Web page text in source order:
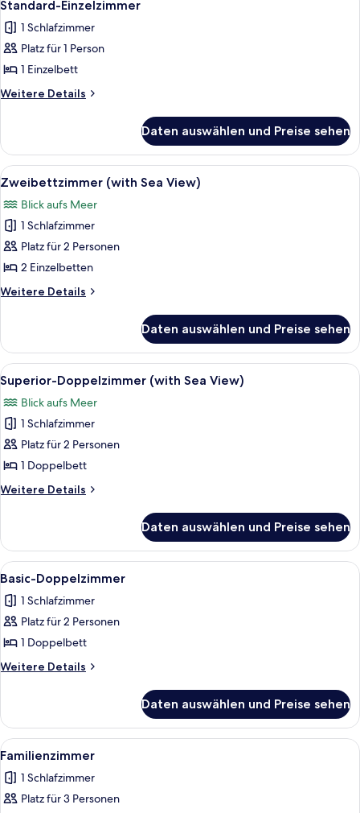
Fotos
für
Standard-
Einzelzimmer
anzeigen
Standard-Einzelzimmer
1 Schlafzimmer
Platz für 1 Person
1 Einzelbett
Weitere Details
Weitere
Einzelzimmer
Daten auswählen und Preise sehen
Alle
Fotos
für
Zweibettzimmer
(with
Sea
View)
anzeigen
Ein Hotelzimmer mit zwei Betten,
11
Zweibettzimmer (with Sea View)
Blick aufs Meer
1 Schlafzimmer
Platz für 2 Personen
2 Einzelbetten
Weitere Details
Weitere
(with
Sea
View)
Daten auswählen und Preise sehen
Alle
Fotos
für
Superior-
Doppelzimmer
(with
Sea
View)
Ein Hotelzimmer mit einem großen
17
Superior-Doppelzimmer (with Sea View)
Blick aufs Meer
1 Schlafzimmer
Platz für 2 Personen
1 Doppelbett
Weitere Details
Weitere
Doppelzimmer
(with
Sea
Daten auswählen und Preise sehen
Alle
Fotos
für
Basic-
Doppelzimmer
anzeigen
Ein modernes Badezimmer mit einer
1
Basic-Doppelzimmer
1 Schlafzimmer
Platz für 2 Personen
1 Doppelbett
Weitere Details
Weitere
Doppelzimmer
Daten auswählen und Preise sehen
Alle
Fotos
für
Familienzimmer
Ein Hotelzimmer mit zwei Betten,
5
Familienzimmer
1 Schlafzimmer
Platz für 3 Personen